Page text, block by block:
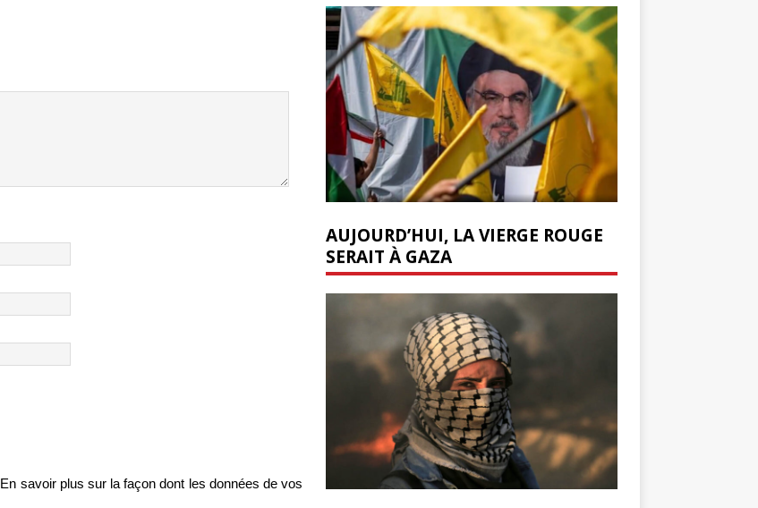
En savoir plus sur la façon dont les données de vos
AUJOURD’HUI, LA VIERGE ROUGE
SERAIT À GAZA